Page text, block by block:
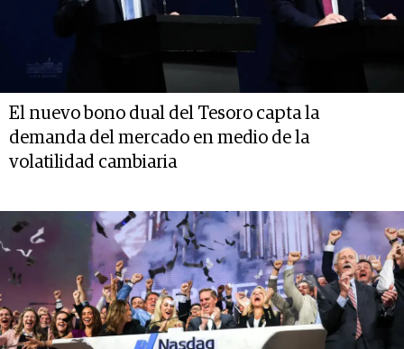
El nuevo bono dual del Tesoro capta la
demanda del mercado en medio de la
volatilidad cambiaria